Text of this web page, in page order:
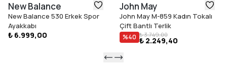
New Balance
New Balance 530 Erkek Spor
Ayakkabı
₺ 6.999,00
John May
John May M-859 Kadın Tokalı
Çift Bantlı Terlik
%40 ₺ 3.749,00
₺ 2.249,40